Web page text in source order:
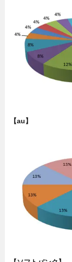
【au】